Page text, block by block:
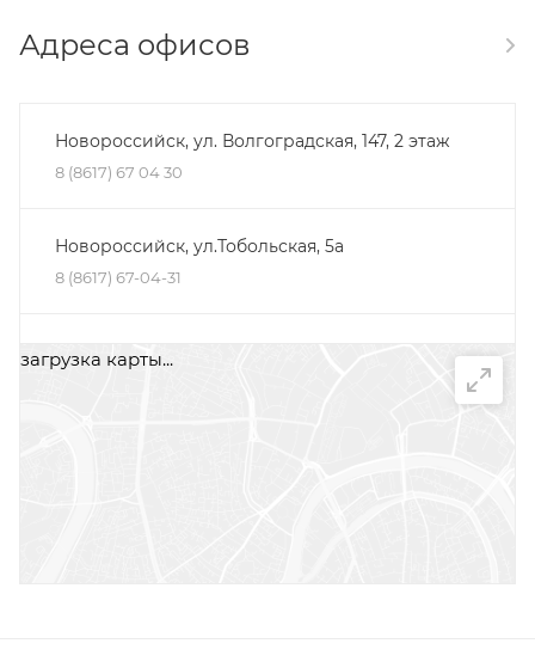
Адреса офисов
Новороссийск, ул. Волгоградская, 147, 2 этаж
8 (8617) 67 04 30
Новороссийск, ул.Тобольская, 5а
8 (8617) 67-04-31
Минеральные Воды, ул. Железноводская, 30Д,
загрузка карты...